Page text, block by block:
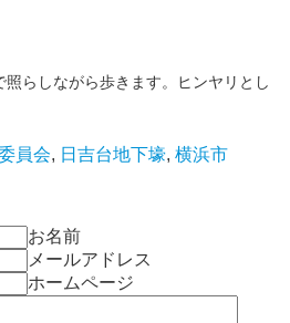
らしながら歩きます。ヒンヤリとし
員会, 日吉台地下壕, 横浜市
お名前
メールアドレス
ホームページ